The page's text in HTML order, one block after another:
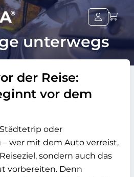
unterwegs
der Reise:
vor dem
oder
wer mit dem Auto verreist,
sondern auch das
vorbereiten. Denn